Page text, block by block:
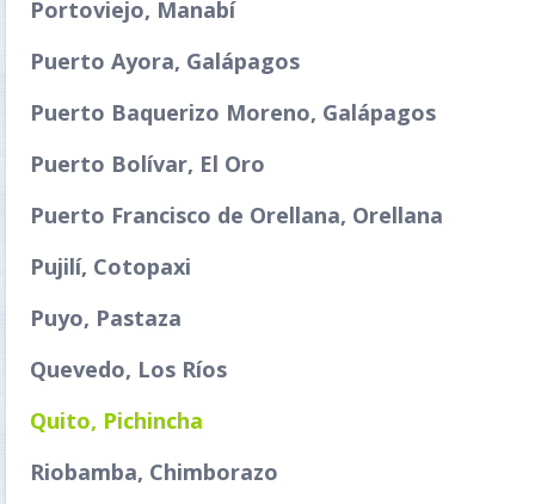
Portoviejo, Manabí
Puerto Ayora, Galápagos
Puerto Baquerizo Moreno, Galápagos
Puerto Bolívar, El Oro
Puerto Francisco de Orellana, Orellana
Pujilí, Cotopaxi
Puyo, Pastaza
Quevedo, Los Ríos
Quito, Pichincha
Riobamba, Chimborazo